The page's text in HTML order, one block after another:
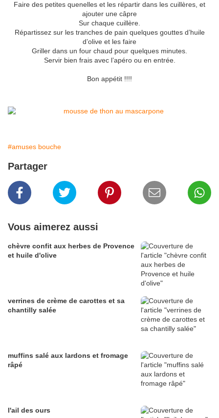
Faire des petites quenelles et les répartir dans les cuillères, et
ajouter une câpre
Sur chaque cuillère.
Répartissez sur les tranches de pain quelques gouttes d’huile
d’olive et les faire
Griller dans un four chaud pour quelques minutes.
Servir bien frais avec l’apéro ou en entrée.
Bon appétit !!!!
#amuses bouche
Partager
Vous aimerez aussi
chèvre confit aux herbes de Provence
et huile d'olive
verrines de crème de carottes et sa
chantilly salée
muffins salé aux lardons et fromage
râpé
l'ail des ours